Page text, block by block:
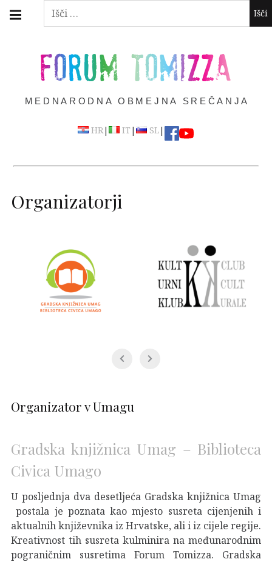
Išči:
Skip
FORUM TOMIZZA
MEDNARODNA OBMEJNA SREČANJA
HR| IT | SL|
navigation
Organizatorji
Organizator v Umagu
Gradska knjižnica Umag – Biblioteca
Civica Umago
U posljednja dva desetljeća Gradska knjižnica Umag
postala je poznata kao mjesto susreta cijenjenih i
aktualnih književnika iz Hrvatske, ali i iz cijele regije.
Kreativnost tih susreta kulminira na međunarodnim
pograničnim susretima Forum Tomizza. Gradska